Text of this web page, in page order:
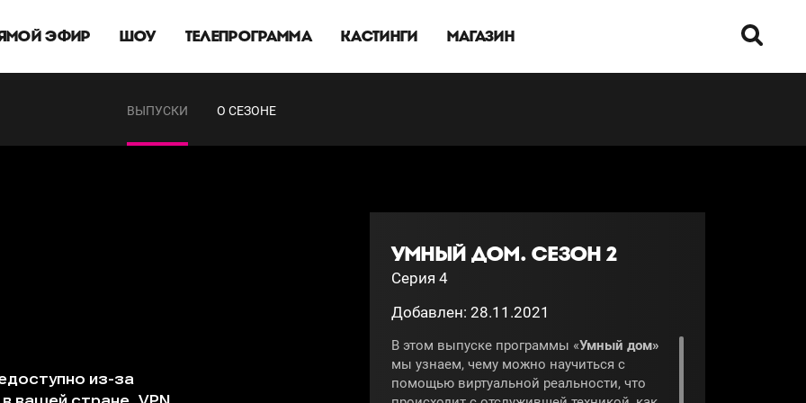
ЭФИР ШОУ ТЕЛЕПРОГРАММА КАСТИНГИ МАГАЗИН
ВЫПУСКИ О СЕЗОНЕ
УМНЫЙ ДОМ. СЕЗОН 2
Серия 4
Добавлен: 28.11.2021
В этом выпуске программы «Умный дом»
мы узнаем, чему можно научиться с
помощью виртуальной реальности, что